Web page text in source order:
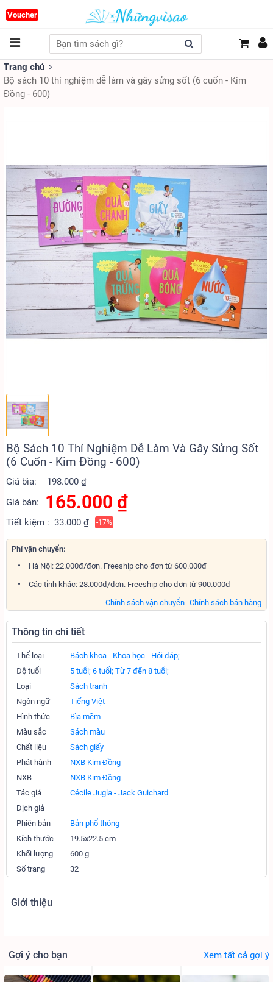
Voucher
Trang chủ
Bộ sách 10 thí nghiệm dễ làm và gây sửng sốt (6 cuốn - Kim
Đồng - 600)
Bộ Sách 10 Thí Nghiệm Dễ Làm Và Gây Sửng Sốt
(6 Cuốn - Kim Đồng - 600)
Giá bìa:
198.000 ₫
Giá bán:
165.000 ₫
Tiết kiệm : 33.000 ₫ -17%
Phí vận chuyển:
Hà Nội: 22.000đ/đơn. Freeship cho đơn từ 600.000đ
Các tỉnh khác: 28.000đ/đơn. Freeship cho đơn từ 900.000đ
Chính sách bán hàng
Chính sách vận chuyển
Thông tin chi tiết
Thể loại
Bách khoa - Khoa học - Hỏi đáp;
Độ tuổi
5 tuổi; 6 tuổi; Từ 7 đến 8 tuổi;
Loại
Sách tranh
Ngôn ngữ
Tiếng Việt
Hình thức
Bìa mềm
Màu sắc
Sách màu
Chất liệu
Sách giấy
Phát hành
NXB Kim Đồng
NXB
NXB Kim Đồng
Tác giả
Cécile Jugla - Jack Guichard
Dịch giả
Phiên bản
Bản phổ thông
Kích thước
19.5x22.5 cm
Khối lượng
600 g
Số trang
32
Giới thiệu
Gợi ý cho bạn Xem tất cả gợi ý